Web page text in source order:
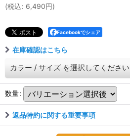
(税込: 6,490円)
Facebookでシェア
在庫確認はこちら
カラー / サイズ を選択してください
数量:
返品特約に関する重要事項